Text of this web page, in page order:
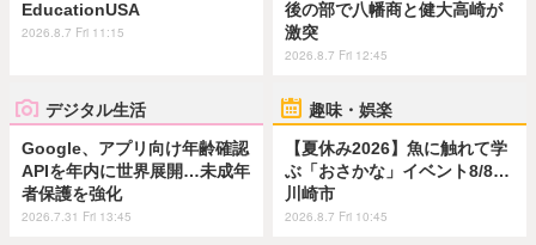
EducationUSA
2026.8.7 Fri 11:15
後の部で八幡商と健大高崎が
激突
2026.8.7 Fri 12:45
デジタル生活
Google、アプリ向け年齢確認
APIを年内に世界展開…未成年
者保護を強化
2026.7.31 Fri 13:45
趣味・娯楽
【夏休み2026】魚に触れて学
ぶ「おさかな」イベント8/8…
川崎市
2026.8.7 Fri 10:45